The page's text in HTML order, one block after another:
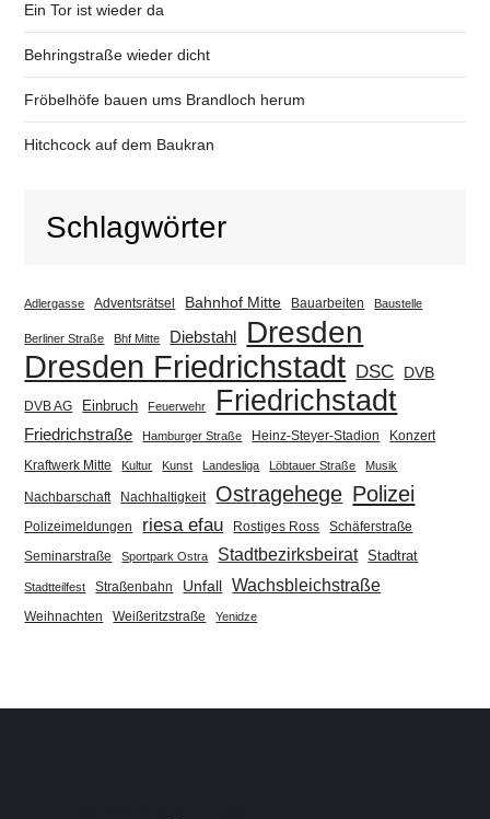
Ein Tor ist wieder da
Behringstraße wieder dicht
Fröbelhöfe bauen ums Brandloch herum
Hitchcock auf dem Baukran
Schlagwörter
Adlergasse Adventsrätsel Bahnhof Mitte Bauarbeiten Baustelle
Berliner Straße Bhf Mitte Diebstahl Dresden
Dresden Friedrichstadt DSC DVB
DVB AG Einbruch Feuerwehr Friedrichstadt
Friedrichstraße Hamburger Straße Heinz-Steyer-Stadion
Konzert
Kraftwerk Mitte
Kultur Kunst Landesliga Löbtauer Straße Musik
Nachbarschaft Nachhaltigkeit Ostragehege Polizei
Polizeimeldungen riesa efau Rostiges Ross Schäferstraße
Seminarstraße Sportpark Ostra Stadtbezirksbeirat Stadtrat
Stadtteilfest Straßenbahn Unfall Wachsbleichstraße
Weihnachten Weißeritzstraße Yenidze